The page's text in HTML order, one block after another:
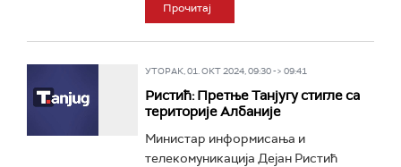
Прочитај
УТОРАК, 01. ОКТ 2024, 09:30 -> 09:41
Ристић: Претње Танјугу стигле са
територије Албаније
Министар информисања и
телекомуникација Дејан Ристић